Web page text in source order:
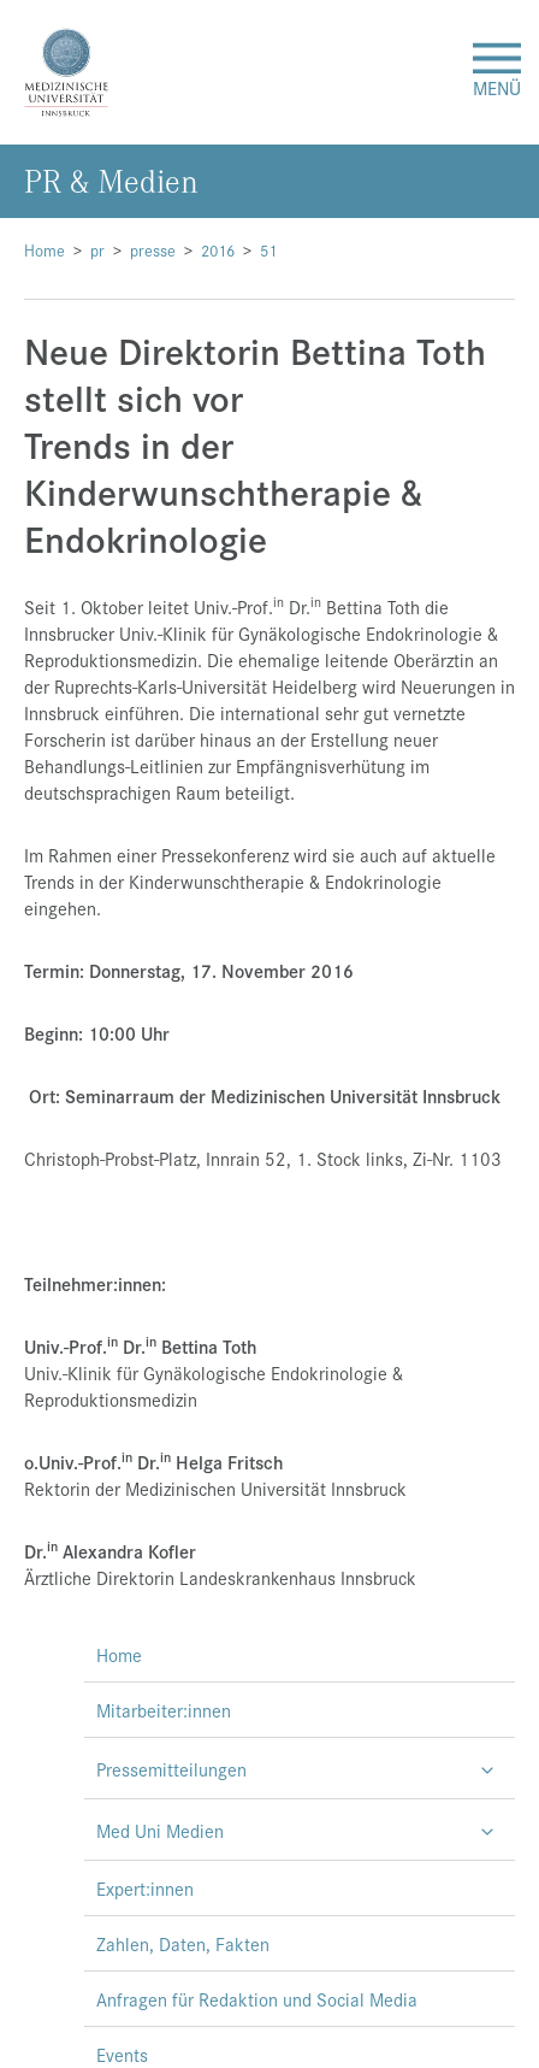
MENÜ
Forschung
Studium & Lehre
Über uns
Internationales
Events
Jobs
Kontakt
Datenschutz
Service-Links
de |en
Home pr presse 2016 51
Neue Direktorin Bettina Toth
stellt sich vor
Trends in der
Kinderwunschtherapie &
Endokrinologie
Seit 1. Oktober leitet Univ.-Prof.in Dr.in Bettina Toth die
Innsbrucker Univ.-Klinik für Gynäkologische Endokrinologie &
Reproduktionsmedizin. Die ehemalige leitende Oberärztin an
der Ruprechts-Karls-Universität Heidelberg wird Neuerungen in
Innsbruck einführen. Die international sehr gut vernetzte
Forscherin ist darüber hinaus an der Erstellung neuer
Behandlungs-Leitlinien zur Empfängnisverhütung im
deutschsprachigen Raum beteiligt.
Im Rahmen einer Pressekonferenz wird sie auch auf aktuelle
Trends in der Kinderwunschtherapie & Endokrinologie
eingehen.
Termin: Donnerstag, 17. November 2016
Beginn: 10:00 Uhr
Ort: Seminarraum der Medizinischen Universität Innsbruck
Christoph-Probst-Platz, Innrain 52, 1. Stock links, Zi-Nr. 1103
Teilnehmer:innen:
Univ.-Prof.in Dr.in Bettina Toth
Univ.-Klinik für Gynäkologische Endokrinologie &
Reproduktionsmedizin
o.Univ.-Prof.in Dr.in Helga Fritsch
Rektorin der Medizinischen Universität Innsbruck
Dr.in Alexandra Kofler
Ärztliche Direktorin Landeskrankenhaus Innsbruck
PR & Me­di­en
Home
Mitarbeiter:innen
Pressemitteilungen
Med Uni Medien
Expert:innen
Zahlen, Daten, Fakten
Anfragen für Redaktion und Social Media
Events